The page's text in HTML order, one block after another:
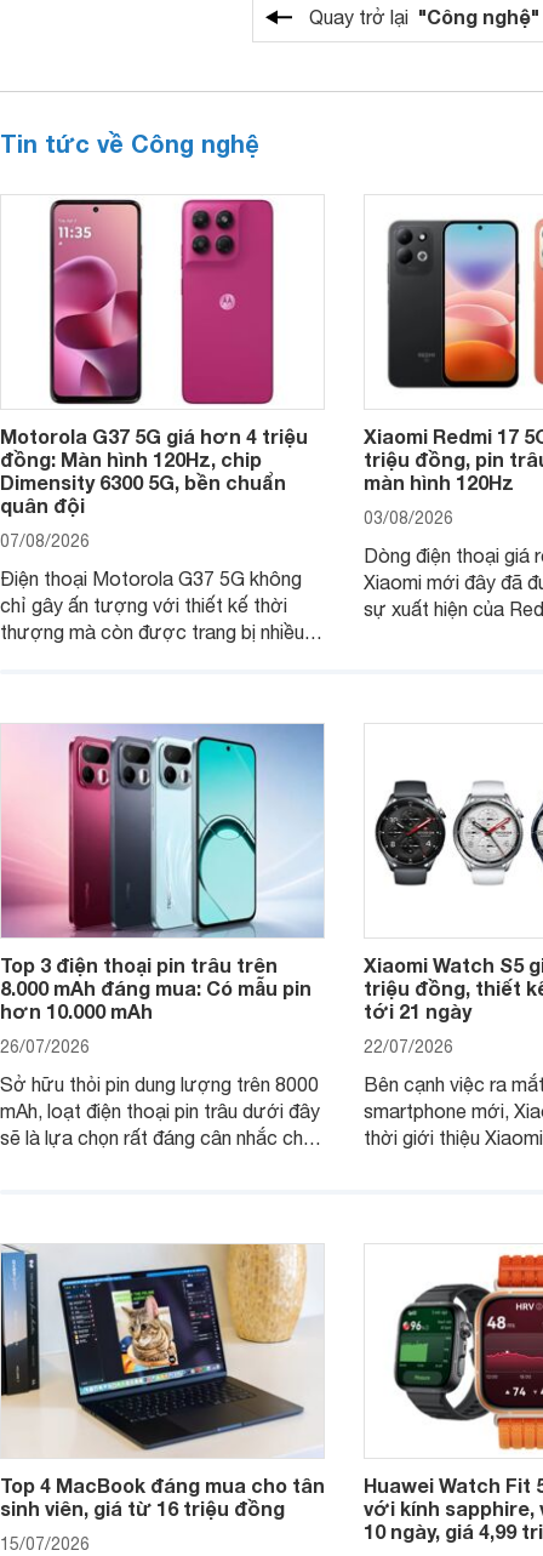
Quay trở lại "Công nghệ"
Tin tức về Công nghệ
Motorola G37 5G giá hơn 4 triệu
đồng: Màn hình 120Hz, chip
Dimensity 6300 5G, bền chuẩn
quân đội
07/08/2026
Điện thoại Motorola G37 5G không
chỉ gây ấn tượng với thiết kế thời
thượng mà còn được trang bị nhiều
Xiaomi Redmi 17
triệu đồng, pin
màn hình 120Hz
03/08/2026
Dòng điện thoại giá
Xiaomi mới đây đã
sự xuất hiện của
Top 3 điện thoại pin trâu trên
8.000 mAh đáng mua: Có mẫu pin
hơn 10.000 mAh
26/07/2026
Sở hữu thỏi pin dung lượng trên 8000
mAh, loạt điện thoại pin trâu dưới đây
sẽ là lựa chọn rất đáng cân nhắc cho
Xiaomi Watch S5
triệu đồng, thiết
tới 21 ngày
22/07/2026
Bên cạnh việc ra
smartphone mới,
thời giới thiệu
Top 4 MacBook đáng mua cho tân
sinh viên, giá từ 16 triệu đồng
15/07/2026
Huawei Watch Fit
với kính sapphire,
10 ngày, giá 4,99